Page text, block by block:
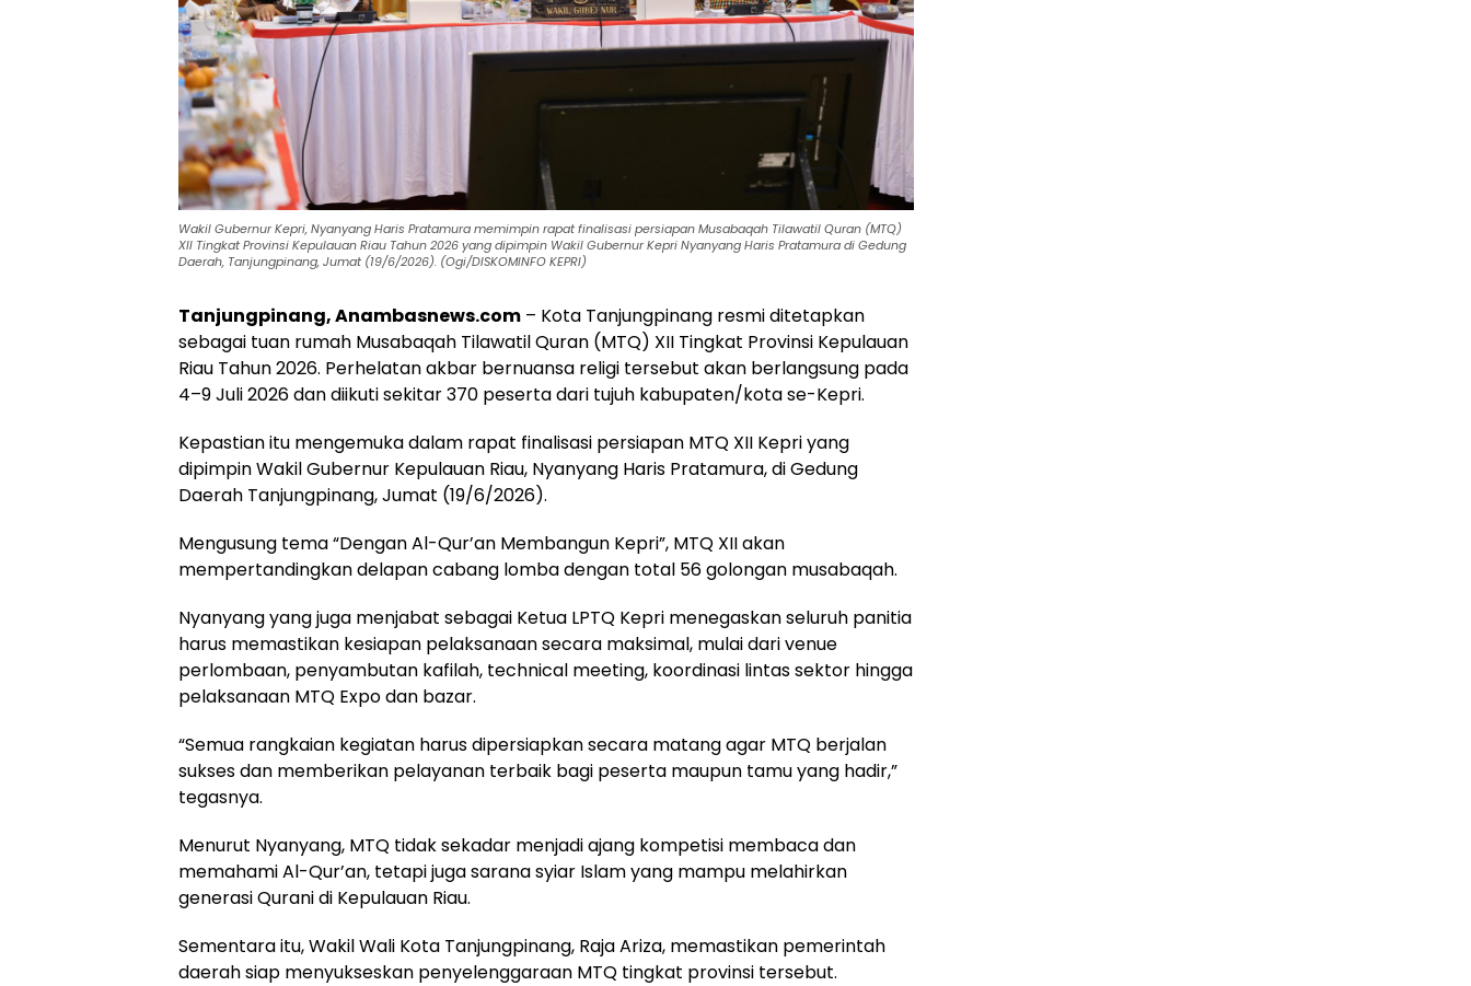
Wakil Gubernur Kepri, Nyanyang Haris Pratamura memimpin rapat finalisasi persiapan Musabaqah Tilawatil Quran (MTQ)
XII Tingkat Provinsi Kepulauan Riau Tahun 2026 yang dipimpin Wakil Gubernur Kepri Nyanyang Haris Pratamura di Gedung
Daerah, Tanjungpinang, Jumat (19/6/2026). (Ogi/DISKOMINFO KEPRI)
Tanjungpinang, Anambasnews.com – Kota Tanjungpinang resmi ditetapkan
sebagai tuan rumah Musabaqah Tilawatil Quran (MTQ) XII Tingkat Provinsi Kepulauan
Riau Tahun 2026. Perhelatan akbar bernuansa religi tersebut akan berlangsung pada
4–9 Juli 2026 dan diikuti sekitar 370 peserta dari tujuh kabupaten/kota se-Kepri.
Kepastian itu mengemuka dalam rapat finalisasi persiapan MTQ XII Kepri yang
dipimpin Wakil Gubernur Kepulauan Riau, Nyanyang Haris Pratamura, di Gedung
Daerah Tanjungpinang, Jumat (19/6/2026).
Mengusung tema “Dengan Al-Qur’an Membangun Kepri”, MTQ XII akan
mempertandingkan delapan cabang lomba dengan total 56 golongan musabaqah.
Nyanyang yang juga menjabat sebagai Ketua LPTQ Kepri menegaskan seluruh panitia
harus memastikan kesiapan pelaksanaan secara maksimal, mulai dari venue
perlombaan, penyambutan kafilah, technical meeting, koordinasi lintas sektor hingga
pelaksanaan MTQ Expo dan bazar.
“Semua rangkaian kegiatan harus dipersiapkan secara matang agar MTQ berjalan
sukses dan memberikan pelayanan terbaik bagi peserta maupun tamu yang hadir,”
tegasnya.
Menurut Nyanyang, MTQ tidak sekadar menjadi ajang kompetisi membaca dan
memahami Al-Qur’an, tetapi juga sarana syiar Islam yang mampu melahirkan
generasi Qurani di Kepulauan Riau.
Sementara itu, Wakil Wali Kota Tanjungpinang, Raja Ariza, memastikan pemerintah
daerah siap menyukseskan penyelenggaraan MTQ tingkat provinsi tersebut.